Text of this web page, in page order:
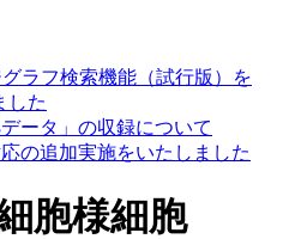
グラフ検索機能（試行版）を
した
ータ」の収録について
の追加実施をいたしました
胞様細胞